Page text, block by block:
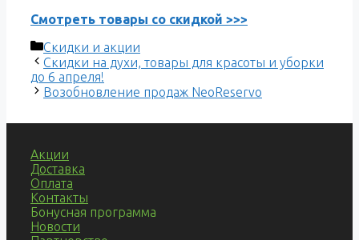
Смотреть товары со скидкой >>>
Рубрики
Скидки и акции
Навигация
записи
Скидки на духи, товары для красоты и уборки
до 6 апреля!
Возобновление продаж NeoReservo
Акции
Доставка
Оплата
Контакты
Бонусная программа
Новости